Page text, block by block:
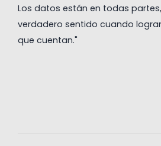
Los datos están en todas
verdadero sentido cuando
que cuentan."